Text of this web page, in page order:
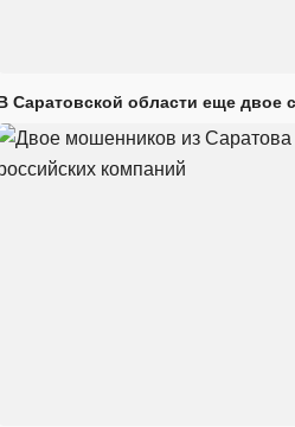
Саратовской области еще двое